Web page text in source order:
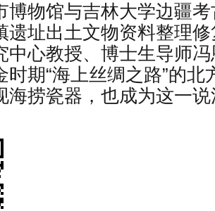
博物馆与吉林大学边疆
遗址出土文物资料整理
中心教授、博士生导师
时期“海上丝绸之路”的北
海捞瓷器，也成为这一